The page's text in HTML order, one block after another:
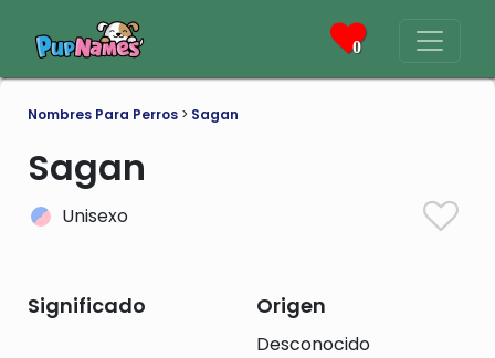
0
Nombres Para Perros > Sagan
Sagan
Unisexo
Significado Origen
Desconocido